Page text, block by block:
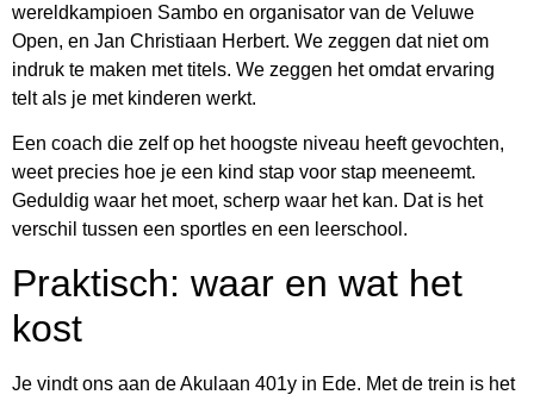
wereldkampioen Sambo en organisator van de Veluwe
Open, en Jan Christiaan Herbert. We zeggen dat niet om
indruk te maken met titels. We zeggen het omdat ervaring
telt als je met kinderen werkt.
Een coach die zelf op het hoogste niveau heeft gevochten,
weet precies hoe je een kind stap voor stap meeneemt.
Geduldig waar het moet, scherp waar het kan. Dat is het
verschil tussen een sportles en een leerschool.
Praktisch: waar en wat het
kost
Je vindt ons aan de Akulaan 401y in Ede. Met de trein is het